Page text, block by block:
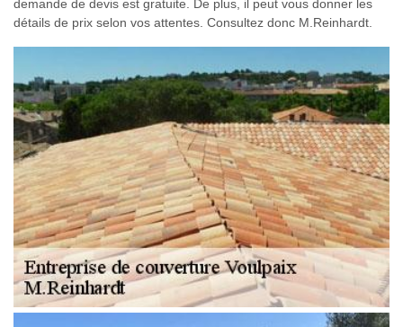
demande de devis est gratuite. De plus, il peut vous donner les
détails de prix selon vos attentes. Consultez donc M.Reinhardt.